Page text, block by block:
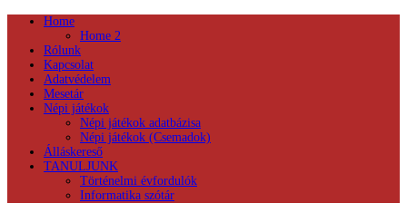
Home
Home 2
Rólunk
Kapcsolat
Adatvédelem
Mesetár
Népi játékok
Népi játékok adatbázisa
Népi játékok (Csemadok)
Álláskereső
TANULJUNK
Történelmi évfordulók
Informatika szótár